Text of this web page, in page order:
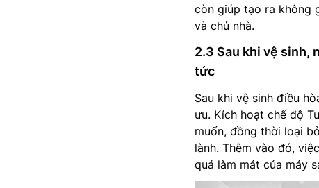
còn giúp tạo ra không
và chủ nhà.
2.3 Sau khi vệ sinh,
tức
Sau khi vệ sinh điều
ưu. Kích hoạt chế độ
muốn, đồng thời loại
lành. Thêm vào đó,
quả làm mát của máy